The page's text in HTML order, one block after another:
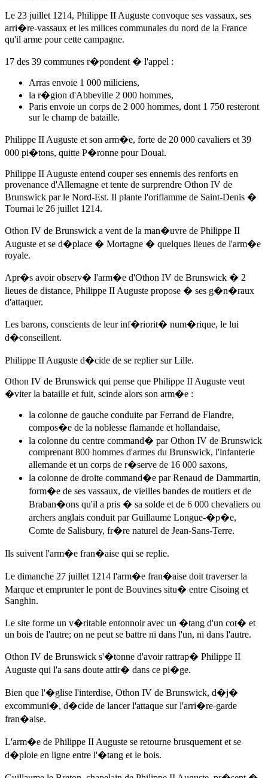
Le 23 juillet 1214, Philippe II Auguste convoque ses vassaux, ses
arri�re-vassaux et les milices communales du nord de la France
qu'il arme pour cette campagne.
17 des 39 communes r�pondent � l'appel :
Arras envoie 1 000 miliciens,
la r�gion d'Abbeville 2 000 hommes,
Paris envoie un corps de 2 000 hommes, dont 1 750 resteront
sur le champ de bataille.
Philippe II Auguste et son arm�e, forte de 20 000 cavaliers et 39
000 pi�tons, quitte P�ronne pour Douai.
Philippe II Auguste entend couper ses ennemis des renforts en
provenance d'Allemagne et tente de surprendre Othon IV de
Brunswick par le Nord-Est. Il plante l'oriflamme de Saint-Denis �
Tournai le 26 juillet 1214.
Othon IV de Brunswick a vent de la man�uvre de Philippe II
Auguste et se d�place � Mortagne � quelques lieues de l'arm�e
royale.
Apr�s avoir observ� l'arm�e d'Othon IV de Brunswick � 2
lieues de distance, Philippe II Auguste propose � ses g�n�raux
d'attaquer.
Les barons, conscients de leur inf�riorit� num�rique, le lui
d�conseillent.
Philippe II Auguste d�cide de se replier sur Lille.
Othon IV de Brunswick qui pense que Philippe II Auguste veut
�viter la bataille et fuit, scinde alors son arm�e :
la colonne de gauche conduite par Ferrand de Flandre,
compos�e de la noblesse flamande et hollandaise,
la colonne du centre command� par Othon IV de Brunswick
comprenant 800 hommes d'armes du Brunswick, l'infanterie
allemande et un corps de r�serve de 16 000 saxons,
la colonne de droite command�e par Renaud de Dammartin,
form�e de ses vassaux, de vieilles bandes de routiers et de
Braban�ons qu'il a pris � sa solde et de 6 000 chevaliers ou
archers anglais conduit par Guillaume Longue-�p�e,
Comte de Salisbury, fr�re naturel de Jean-Sans-Terre.
Ils suivent l'arm�e fran�aise qui se replie.
Le dimanche 27 juillet 1214 l'arm�e fran�aise doit traverser la
Marque et emprunter le pont de Bouvines situ� entre Cisoing et
Sanghin.
Le site forme un v�ritable entonnoir avec un �tang d'un cot� et
un bois de l'autre; on ne peut se battre ni dans l'un, ni dans l'autre.
Othon IV de Brunswick s'�tonne d'avoir rattrap� Philippe II
Auguste qui l'a sans doute attir� dans ce pi�ge.
Bien que l'�glise l'interdise, Othon IV de Brunswick, d�j�
excommuni�, d�cide de lancer l'attaque sur l'arri�re-garde
fran�aise.
L'arm�e de Philippe II Auguste se retourne brusquement et se
d�ploie en ligne entre l'�tang et le bois.